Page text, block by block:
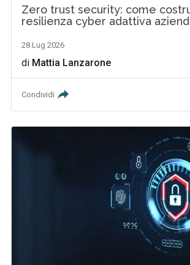
Zero trust security: come
resilienza cyber adattiva
28 Lug 2026
di Mattia Lanzarone
Condividi